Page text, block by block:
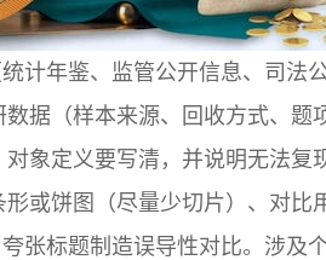
计年鉴、监管公开信息、司法
据（样本来源、回收方式、题
象定义要写清，并说明无法复
或饼图（尽量少切片）、对比
张标题制造误导性对比。涉及